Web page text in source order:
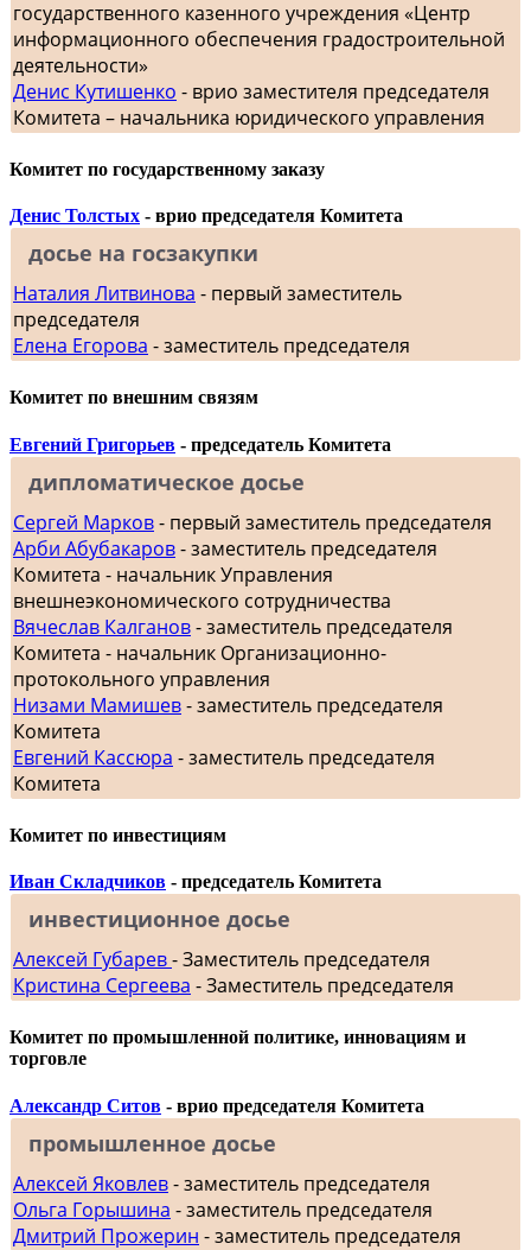
государственного казенного учреждения «Центр
информационного обеспечения градостроительной
деятельности»
Денис Кутишенко - врио заместителя председателя
Комитета – начальника юридического управления
Комитет по государственному заказу
Денис Толстых - врио председателя Комитета
досье на госзакупки
Наталия Литвинова - первый заместитель
председателя
Елена Егорова - заместитель председателя
Комитет по внешним связям
Евгений Григорьев - председатель Комитета
дипломатическое досье
Сергей Марков- первый заместитель председателя
Арби Абубакаров- заместитель председателя
Комитета - начальник Управления
внешнеэкономического сотрудничества
Вячеслав Калганов- заместитель председателя
Комитета - начальник Организационно-
протокольного управления
Низами Мамишев- заместитель председателя
Комитета
Евгений Кассюра - заместитель председателя
Комитета
Комитет по инвестициям
Иван Складчиков - председатель Комитета
инвестиционное досье
Алексей Губарев- Заместитель председателя
Кристина Сергеева - Заместитель председателя
Комитет по промышленной политике, инновациям и
торговле
Александр Ситов - врио председателя Комитета
промышленное досье
Алексей Яковлев- заместитель председателя
Ольга Горышина - заместитель председателя
Дмитрий Прожерин - заместитель председателя